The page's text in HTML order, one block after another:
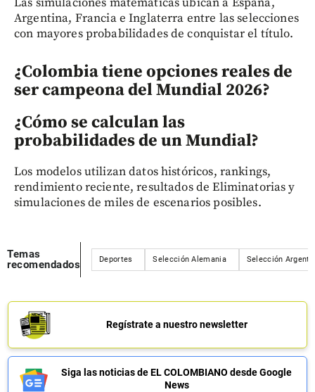
Argentina, Francia e Inglaterra entre las selecciones
con mayores probabilidades de conquistar el título.
¿Colombia tiene opciones reales de
ser campeona del Mundial 2026?
¿Cómo se calculan las
probabilidades de un Mundial?
Los modelos utilizan datos históricos, rankings,
rendimiento reciente, resultados de Eliminatorias y
simulaciones de miles de escenarios posibles.
Temas
recomendados
Deportes Selección Alemania Selección
Regístrate a nuestro newsletter
Siga las noticias de EL COLOMBIANO desde Google
News